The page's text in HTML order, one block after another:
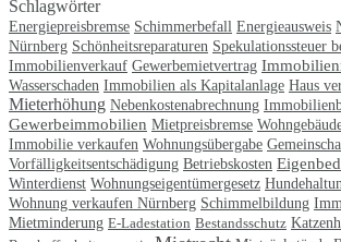
Schlagwörter
Energiepreisbremse Schimmerbefall Energieausweis
Nürnberg Schönheitsreparaturen Spekulationssteuer
Immobilienverkauf Gewerbemietvertrag
Wasserschaden Immobilien als Kapitalanlage Haus
Mieterhöhung Nebenkostenabrechnung
Gewerbeimmobilien Mietpreisbremse
Immobilie verkaufen Wohnungsübergabe
Vorfälligkeitsentschädigung Betriebskosten
Winterdienst Wohnungseigentümergesetz
Wohnung verkaufen Nürnberg Schimmelbildung
Mietminderung E-Ladestation Bestandsschutz